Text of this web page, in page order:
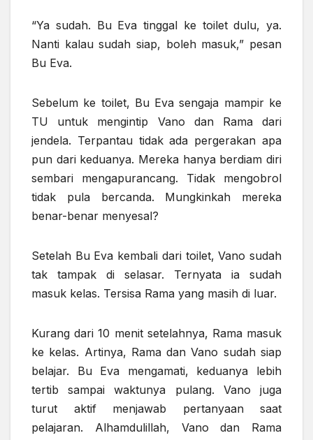
“Ya sudah. Bu Eva tinggal ke toilet dulu, ya.
Nanti kalau sudah siap, boleh masuk,” pesan
Bu Eva.
Sebelum ke toilet, Bu Eva sengaja mampir ke
TU untuk mengintip Vano dan Rama dari
jendela. Terpantau tidak ada pergerakan apa
pun dari keduanya. Mereka hanya berdiam diri
sembari mengapurancang. Tidak mengobrol
tidak pula bercanda. Mungkinkah mereka
benar-benar menyesal?
Setelah Bu Eva kembali dari toilet, Vano sudah
tak tampak di selasar. Ternyata ia sudah
masuk kelas. Tersisa Rama yang masih di luar.
Kurang dari 10 menit setelahnya, Rama masuk
ke kelas. Artinya, Rama dan Vano sudah siap
belajar. Bu Eva mengamati, keduanya lebih
tertib sampai waktunya pulang. Vano juga
turut aktif menjawab pertanyaan saat
pelajaran. Alhamdulillah, Vano dan Rama